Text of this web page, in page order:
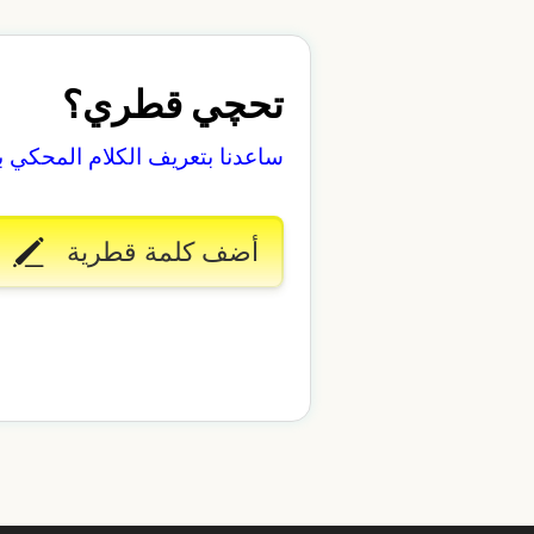
تحچي قطري؟
ساعدنا بتعريف الكلام المحكي
أضف كلمة قطرية